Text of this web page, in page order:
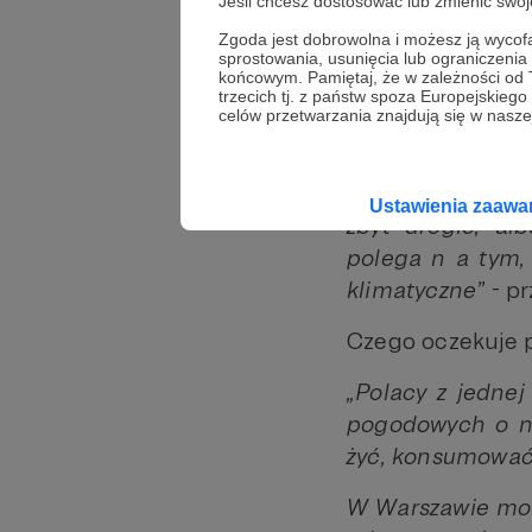
Zgoda jest dobrowolna i możesz ją
sprostowania, usunięcia lub
końcowym. Pamiętaj, że w zależności
trzecich tj. z państw spoza
celów przetwarzania znajdują się w
Ustawienia
„Cała
kosztowne i
Mamy już
możemy
zarządzaniem
zbyt drogie,
polega n a tym,
klimatyczne” -
Czego oczekuje
„Polacy z
pogodowych o
żyć,
W Warszawie